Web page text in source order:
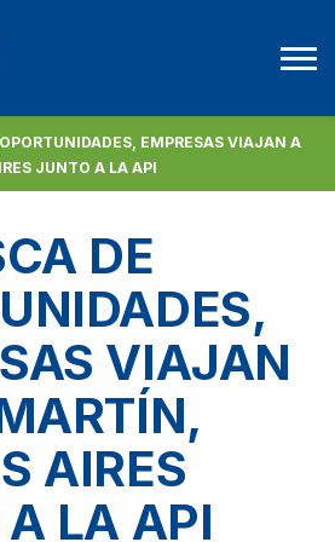
La Inversión
EMPRESAS VIAJAN A
JUNTO A LA API
DE
VIAJAN
AIRES
LA API